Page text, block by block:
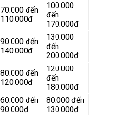
70.000 đến
110.000đ
100.000
đến
170.000đ
90.000 đến
140.000đ
130.000
đến
200.000đ
80.000 đến
120.000đ
120.000
đến
180.000đ
60.000 đến
90.000đ
80.000 đến
130.000đ